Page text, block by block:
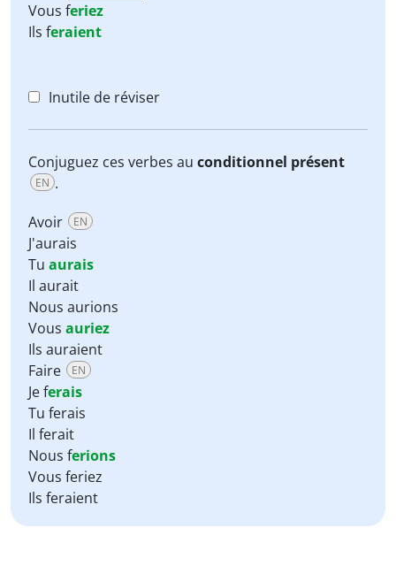
Vous feriez
Ils feraient
Inutile de réviser
Conjuguez ces verbes au conditionnel présent
EN .
Avoir
EN
J'aurais
Tu aurais
Il aurait
Nous aurions
Vous auriez
Ils auraient
Faire
EN
Je ferais
Tu ferais
Il ferait
Nous ferions
Vous feriez
Ils feraient